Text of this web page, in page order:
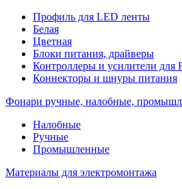
Профиль для LED ленты
Белая
Цветная
Блоки питания, драйверы
Контроллеры и усилители для
Коннекторы и шнуры питания
Фонари ручные, налобные,
Налобные
Ручные
Промышленные
Материалы для электромонтажа